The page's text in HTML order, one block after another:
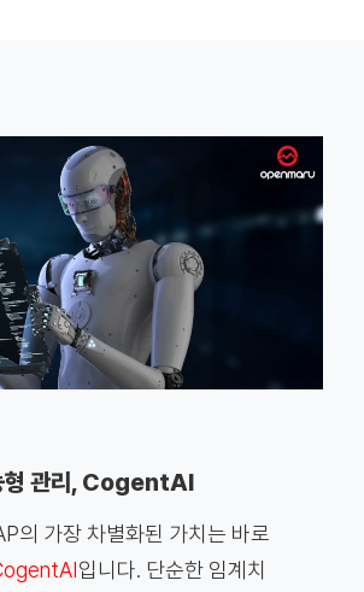
형 관리, CogentAI
의 가장 차별화된 가치는 바로
입니다. 단순한 임계치